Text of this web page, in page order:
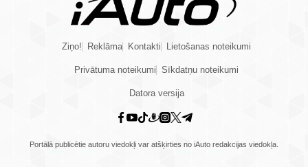
Ziņo! Reklāma Kontakti Lietošanas noteikumi
Privātuma noteikumi Sīkdatņu noteikumi
Datora versija
Portālā publicētie autoru viedokļi var atšķirties no iAuto redakcijas viedokļa.